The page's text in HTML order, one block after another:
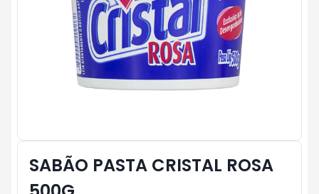
SABÃO PASTA CRISTAL ROSA